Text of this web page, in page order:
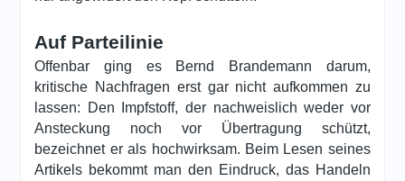
Auf Parteilinie
Offenbar ging es Bernd Brandemann darum,
kritische Nachfragen erst gar nicht aufkommen zu
lassen: Den Impfstoff, der nachweislich weder vor
Ansteckung noch vor Übertragung schützt,
bezeichnet er als hochwirksam. Beim Lesen seines
Artikels bekommt man den Eindruck, das Handeln